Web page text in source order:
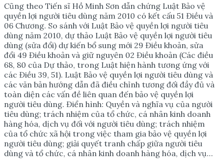
Cũng theo Tiến sĩ Hồ Minh Sơn dẫn chứng Luật Bảo vệ
quyền lợi người tiêu dùng năm 2010 có kết cấu 51 Điều và
06 Chương. So sánh với Luật Bảo vệ quyền lợi người tiêu
dùng năm 2010, dự thảo Luật Bảo vệ quyền lợi người tiêu
dùng (sửa đổi) dự kiến bổ sung mới 29 Điều khoản, sửa
đổi 49 Điều khoản và giữ nguyên 02 Điều khoản (Các điều
68, 80 của Dự thảo, trong Luật hiện hành tương ứng với
các Điều 39, 51). Luật Bảo vệ quyền lợi người tiêu dùng và
các văn bản hướng dẫn đã điều chỉnh tương đối đầy đủ và
toàn diện các vấn đề liên quan đến bảo vệ quyền lợi
người tiêu dùng. Điển hình: Quyền và nghĩa vụ của người
tiêu dùng; trách nhiệm của tổ chức, cá nhân kinh doanh
hàng hóa, dịch vụ đối với người tiêu dùng; trách nhiệm
của tổ chức xã hội trong việc tham gia bảo vệ quyền lợi
người tiêu dùng; giải quyết tranh chấp giữa người tiêu
dùng và tổ chức, cá nhân kinh doanh hàng hóa, dịch vụ…